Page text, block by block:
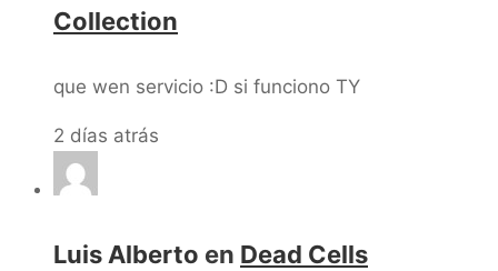
Collection
que wen servicio :D si funciono TY
2 días atrás
Luis Alberto en Dead Cells